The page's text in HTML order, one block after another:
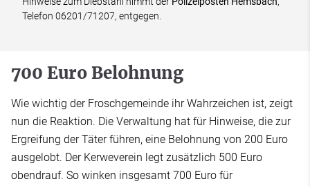
Telefon 06201/71207, entgegen.
700 Euro Belohnung
Wie wichtig der Froschgemeinde ihr Wahrzeichen ist, zeigt
nun die Reaktion. Die Verwaltung hat für Hinweise, die zur
Ergreifung der Täter führen, eine Belohnung von 200 Euro
ausgelobt. Der Kerweverein legt zusätzlich 500 Euro
obendrauf. So winken insgesamt 700 Euro für